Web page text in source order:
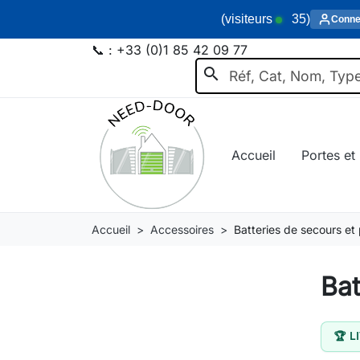
(visiteurs 35)
search
📞 : +33 (0)1 85 42 09 77
Accueil Portes
Accueil Accessoires Batteries de secours et
🏆